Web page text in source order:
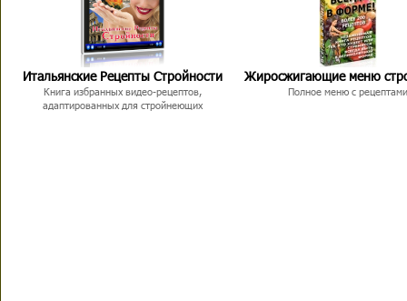
Итальянские Рецепты Стройности
Книга избранных видео-рецептов,
адаптированных для стройнеющих
Жиросжигающие меню
Полное меню с рецептами